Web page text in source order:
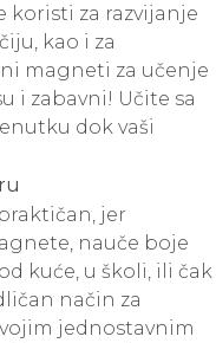
koristi za razvijanje
kao i za
magneti za učenje
i zabavni! Učite sa
dok vaši
jer
nauče boje
kuće, u školi, ili čak
način za
jednostavnim